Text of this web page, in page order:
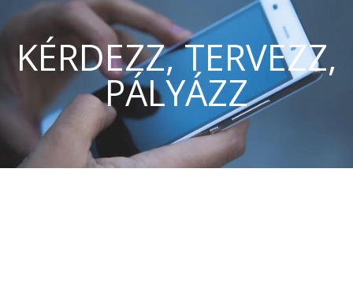
KÉRDEZZ, TERVEZZ,
PÁLYÁZZ